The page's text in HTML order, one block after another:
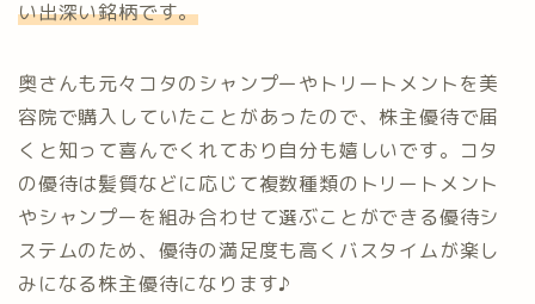
い出深い銘柄です。
奥さんも元々コタのシャンプーやトリートメントを美
容院で購入していたことがあったので、株主優待で届
くと知って喜んでくれており自分も嬉しいです。コタ
の優待は髪質などに応じて複数種類のトリートメント
やシャンプーを組み合わせて選ぶことができる優待シ
ステムのため、優待の満足度も高くバスタイムが楽し
みになる株主優待になります♪